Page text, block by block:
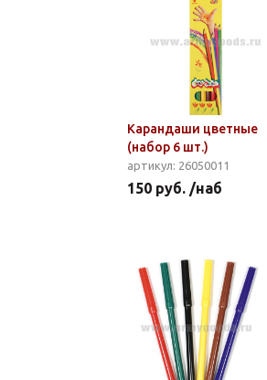
Карандаши цветные
(набор 6 шт.)
артикул: 26050011
150 руб. /наб